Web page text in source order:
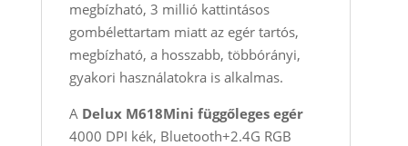
megbízható, 3 millió kattintásos
gombélettartam miatt az egér tartós,
megbízható, a hosszabb, többórányi,
gyakori használatokra is alkalmas.
A Delux M618Mini függőleges egér
4000 DPI kék, Bluetooth+2.4G RGB